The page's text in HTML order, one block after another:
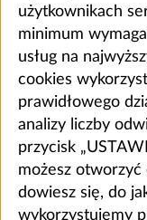
użytkownikach
minimum
usług na
cookies
prawidłowego
analizy liczby
przycisk
możesz
dowiesz się, do
wykorzystujemy